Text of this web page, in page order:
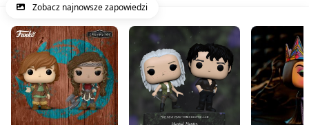
Zobacz najnowsze zapowiedzi